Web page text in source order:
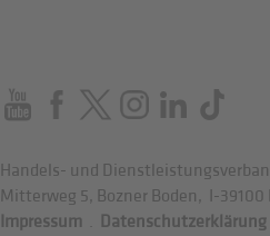
Handels- und
Mitterweg 5, Bozner Boden
I-39100
Impressum
Datenschutzerklärung